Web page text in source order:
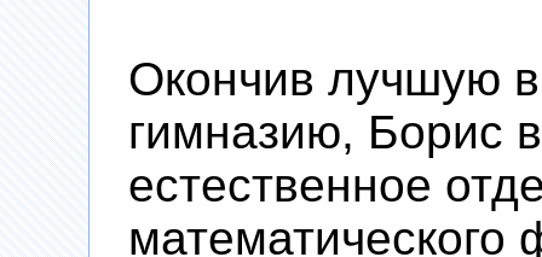
Окончив лучшую
гимназию, Борис
естественное
математического